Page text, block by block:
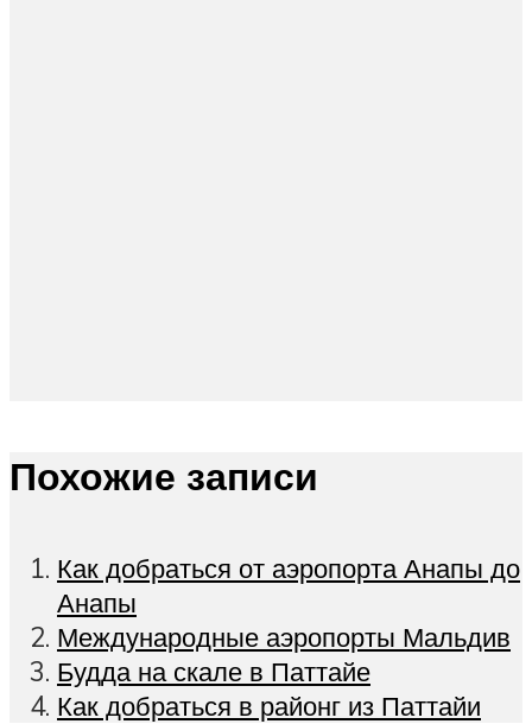
Похожие записи
Как добраться от аэропорта Анапы до
Анапы
Международные аэропорты Мальдив
Будда на скале в Паттайе
Как добраться в районг из Паттайи